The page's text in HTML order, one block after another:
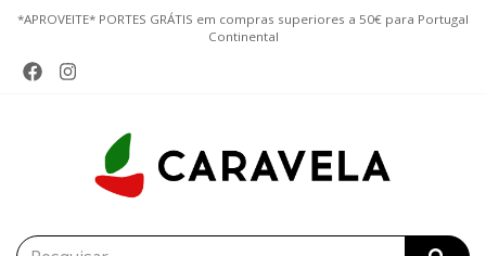
*APROVEITE* PORTES GRÁTIS em compras superiores a 50€ para Portugal
Continental